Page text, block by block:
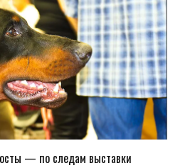
— по следам выставки